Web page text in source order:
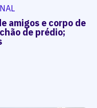
amigos e corpo de
de prédio;